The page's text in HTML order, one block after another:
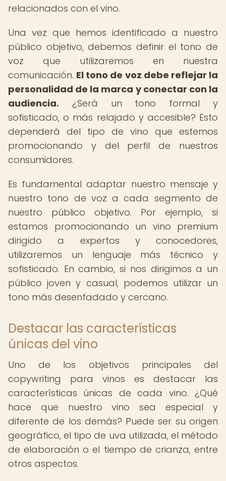
relacionados con el vino.
Una vez que hemos identificado a nuestro
público objetivo, debemos definir el tono de
voz que utilizaremos en nuestra
comunicación. El tono de voz debe reflejar la
personalidad de la marca y conectar con la
audiencia. ¿Será un tono formal y
sofisticado, o más relajado y accesible? Esto
dependerá del tipo de vino que estemos
promocionando y del perfil de nuestros
consumidores.
Es fundamental adaptar nuestro mensaje y
nuestro tono de voz a cada segmento de
nuestro público objetivo. Por ejemplo, si
estamos promocionando un vino premium
dirigido a expertos y conocedores,
utilizaremos un lenguaje más técnico y
sofisticado. En cambio, si nos dirigimos a un
público joven y casual, podemos utilizar un
tono más desenfadado y cercano.
Destacar las características
únicas del vino
Uno de los objetivos principales del
copywriting para vinos es destacar las
características únicas de cada vino. ¿Qué
hace que nuestro vino sea especial y
diferente de los demás? Puede ser su origen
geográfico, el tipo de uva utilizada, el método
de elaboración o el tiempo de crianza, entre
otros aspectos.